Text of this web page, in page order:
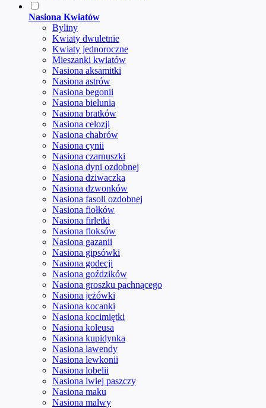
Nasiona Kwiatów
Byliny
Kwiaty dwuletnie
Kwiaty jednoroczne
Mieszanki kwiatów
Nasiona aksamitki
Nasiona astrów
Nasiona begonii
Nasiona bielunia
Nasiona bratków
Nasiona celozji
Nasiona chabrów
Nasiona cynii
Nasiona czarnuszki
Nasiona dyni ozdobnej
Nasiona dziwaczka
Nasiona dzwonków
Nasiona fasoli ozdobnej
Nasiona fiołków
Nasiona firletki
Nasiona floksów
Nasiona gazanii
Nasiona gipsówki
Nasiona godecji
Nasiona goździków
Nasiona groszku pachnącego
Nasiona jeżówki
Nasiona kocanki
Nasiona kocimiętki
Nasiona koleusa
Nasiona kupidynka
Nasiona lawendy
Nasiona lewkonii
Nasiona lobelii
Nasiona lwiej paszczy
Nasiona maku
Nasiona malwy